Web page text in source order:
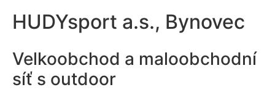
HUDYsport a.s., Bynovec
Velkoobchod a maloobchodní
síť s outdoor